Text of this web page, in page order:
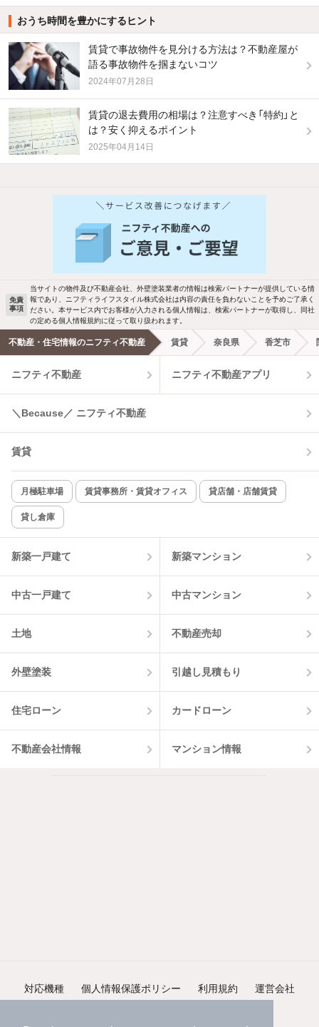
おうち時間を豊かにするヒント
賃貸で事故物件を見分ける方法は？不動産屋が
語る事故物件を掴まないコツ
2024年07月28日
賃貸の退去費用の相場は？注意すべき「特約」と
は？安く抑えるポイント
2025年04月14日
バス・トイレ別 2階以上
洗濯機置場あり 独立洗面台
エアコンあり 都市ガス
温水洗浄便座 オートロック
コンロ2口以上
新着のみ インターネット無料
該当件数:
0件
免責
事項
当サイトの物件及び不動産会社、外壁塗装業者の情報は検索パートナーが提供している情
報であり、ニフティライフスタイル株式会社は内容の責任を負わないことを予めご了承く
ださい。本サービス内でお客様が入力される個人情報は、検索パートナーが取得し、同社
の定める個人情報規約に従って取り扱われます。
不動産・住宅情報のニフティ不動産 賃貸 奈良県 香芝市
ニフティ不動産 ニフティ不動産アプリ
＼Because／ ニフティ不動産
賃貸
月極駐車場 賃貸事務所・賃貸オフィス 貸店舗・店舗賃貸
貸し倉庫
新築一戸建て 新築マンション
中古一戸建て 中古マンション
土地 不動産売却
外壁塗装 引越し見積もり
住宅ローン カードローン
不動産会社情報 マンション情報
対応機種 個人情報保護ポリシー 利用規約 運営会社